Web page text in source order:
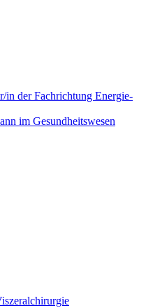
der Fachrichtung Energie-
im Gesundheitswesen